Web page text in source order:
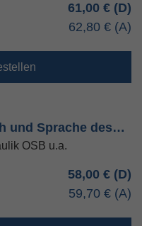
61,00 €
62,80 €
und Sprache des…
OSB u.a.
58,00 €
59,70 €